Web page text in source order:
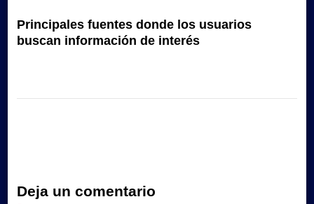
Principales fuentes donde los usuarios
buscan información de interés
Deja un comentario